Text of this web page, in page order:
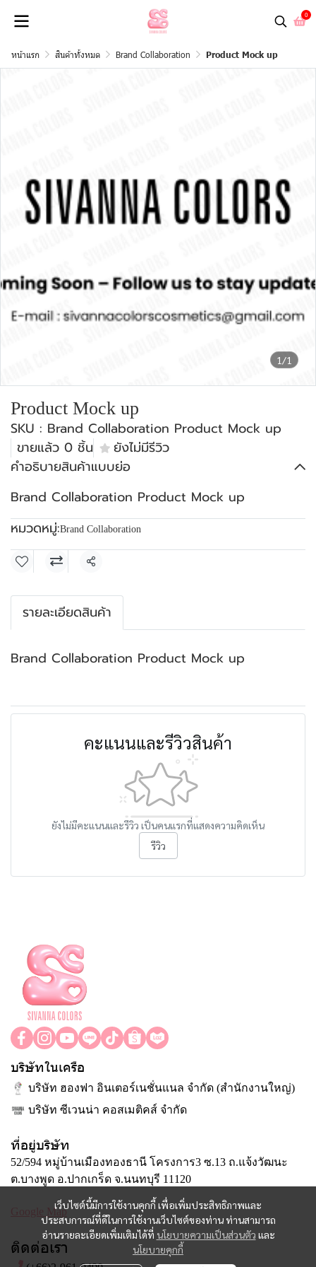
0
หน้าแรก สินค้าทั้งหมด Brand Collaboration Product Mock up
1/1
Product Mock up
SKU : Brand Collaboration Product Mock up
ขายแล้ว 0 ชิ้น
ยังไม่มีรีวิว
คำอธิบายสินค้าแบบย่อ
Brand Collaboration Product Mock up
หมวดหมู่:Brand Collaboration
แชร์
รายละเอียดสินค้า
Brand Collaboration Product Mock up
คะแนนและรีวิวสินค้า
ยังไม่มีคะแนนและรีวิว เป็นคนแรกที่แสดงความคิดเห็น
รีวิว
เว็บไซต์นี้มีการใช้งานคุกกี้ เพื่อเพิ่มประสิทธิภาพและ
ประสบการณ์ที่ดีในการใช้งานเว็บไซต์ของท่าน ท่านสามารถ
อ่านรายละเอียดเพิ่มเติมได้ที่ นโยบายความเป็นส่วนตัว และ
นโยบายคุกกี้
บริษัทในเครือ
บริษัท ฮองฟา อินเตอร์เนชั่นแนล จำกัด (สำนักงานใหญ่)
บริษัท ซีเวนน่า คอสเมติคส์ จำกัด
ที่อยู่บริษัท
52/594 หมู่บ้านเมืองทองธานี โครงการ3 ซ.13 ถ.แจ้งวัฒนะ
ต.บางพูด อ.ปากเกร็ด จ.นนทบุรี 11120
Google Map
ติดต่อเรา